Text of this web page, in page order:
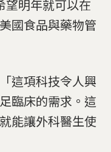
望明年就可以在
國食品與藥物管
這項科技令人興
臨床的需求。這
能讓外科醫生使